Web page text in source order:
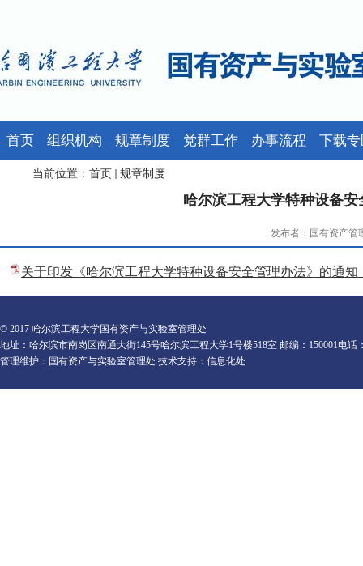
首页 组织机构 规章制度 党群工作 办事流程 下载
当前位置： 首页 规章制度
哈尔滨工程大学特种设备安
发布者：国有资产管
关于印发《哈尔滨工程大学特种设备安全管理办法》的通知
© 2017 哈尔滨工程大学国有资产与实验室管理处
地址：哈尔滨市南岗区南通大街145号哈尔滨工程大学1号楼518室 邮编：150001电话
管理维护：国有资产与实验室管理处 技术支持：信息化处